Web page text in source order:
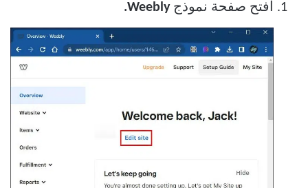
افتح صفحة نموذجWeebly.